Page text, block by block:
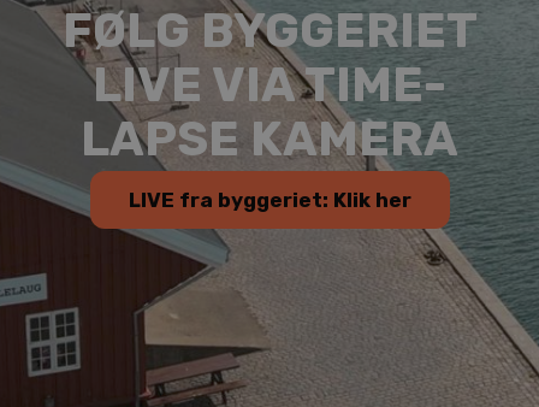
FØLG BYGGERIET
LIVE VIA TIME-
LAPSE KAMERA
LIVE fra byggeriet: Klik her